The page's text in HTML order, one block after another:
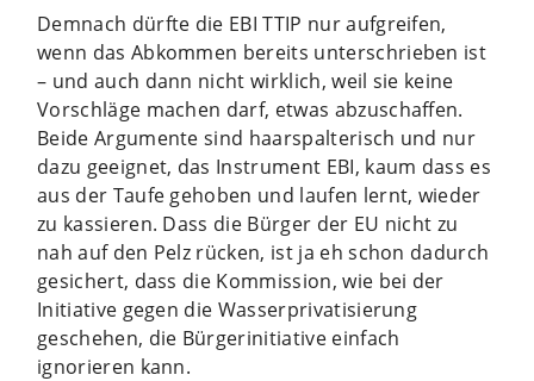
Demnach dürfte die EBI TTIP nur aufgreifen,
wenn das Abkommen bereits unterschrieben ist
– und auch dann nicht wirklich, weil sie keine
Vorschläge machen darf, etwas abzuschaffen.
Beide Argumente sind haarspalterisch und nur
dazu geeignet, das Instrument EBI, kaum dass es
aus der Taufe gehoben und laufen lernt, wieder
zu kassieren. Dass die Bürger der EU nicht zu
nah auf den Pelz rücken, ist ja eh schon dadurch
gesichert, dass die Kommission, wie bei der
Initiative gegen die Wasserprivatisierung
geschehen, die Bürgerinitiative einfach
ignorieren kann.